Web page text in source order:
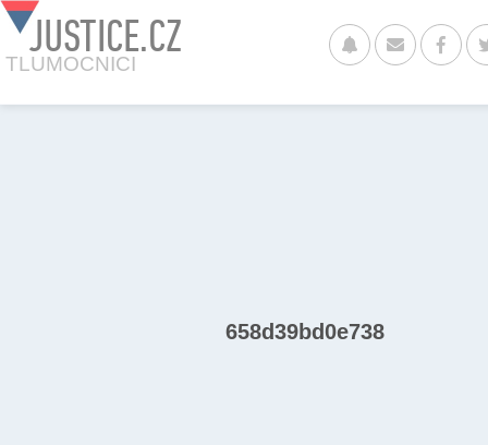
JUSTICE.CZ
TLUMOCNICI
658d39bd0e738